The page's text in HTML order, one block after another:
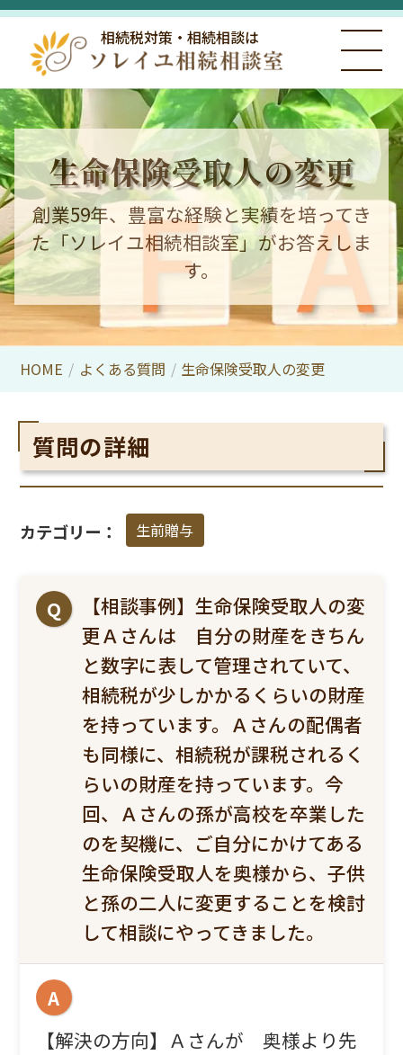
相続税対策・相続相談は
生命保険受取人の変更
創業59年、豊富な経験と実績を培ってき
た「ソレイユ相続相談室」がお答えしま
す。
HOME / よくある質問 / 生命保険受取人の変更
質問の詳細
カテゴリー： 生前贈与
Q
【相談事例】生命保険受取人の変
更Ａさんは 自分の財産をきちん
と数字に表して管理されていて、
相続税が少しかかるくらいの財産
を持っています。Ａさんの配偶者
も同様に、相続税が課税されるく
らいの財産を持っています。今
回、Ａさんの孫が高校を卒業した
のを契機に、ご自分にかけてある
生命保険受取人を奥様から、子供
と孫の二人に変更することを検討
して相談にやってきました。
A
【解決の方向】Ａさんが 奥様より先